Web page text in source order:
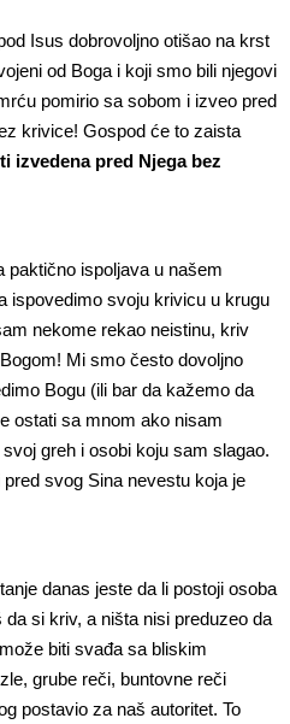
Isus dobrovoljno otišao na krst
od Boga i koji smo bili njegovi
pomirio sa sobom i izveo pred
krivice! Gospod će to zaista
izvedena pred Njega bez
paktično ispoljava u našem
ispovedimo svoju krivicu u krugu
nekome rekao neistinu, kriv
Mi smo često dovoljno
Bogu (ili bar da kažemo da
ostati sa mnom ako nisam
greh i osobi koju sam slagao.
svog Sina nevestu koja je
danas jeste da li postoji osoba
si kriv, a ništa nisi preduzeo da
biti svađa sa bliskim
grube reči, buntovne reči
postavio za naš autoritet. To